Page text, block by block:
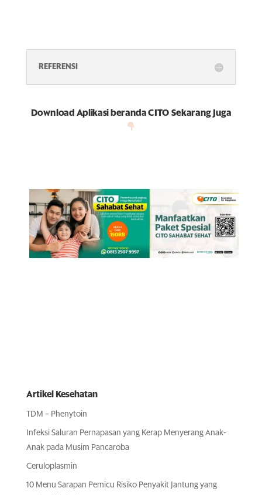
REFERENSI
Download Aplikasi beranda CITO Sekarang Juga
Artikel Kesehatan
TDM – Phenytoin
Infeksi Saluran Pernapasan yang Kerap Menyerang Anak-
Anak pada Musim Pancaroba
Ceruloplasmin
10 Menu Sarapan Pemicu Risiko Penyakit Jantung yang